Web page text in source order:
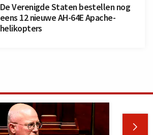
De Verenigde Staten bestellen nog
eens 12 nieuwe AH-64E Apache-
helikopters
